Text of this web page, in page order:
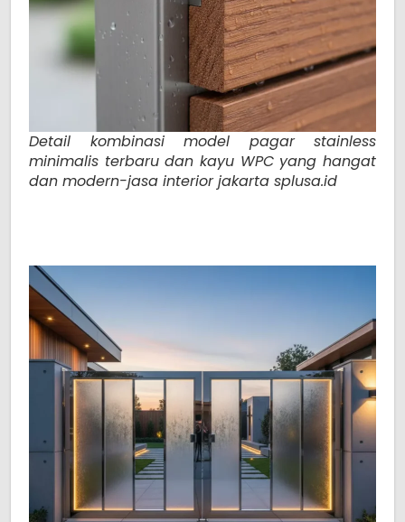
Detail kombinasi model pagar stainless
minimalis terbaru dan kayu WPC yang hangat
dan modern-jasa interior jakarta splusa.id